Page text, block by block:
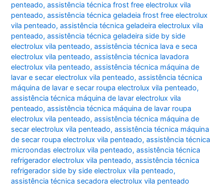
penteado,assistência técnica frost free electrolux vila
penteado,assistência técnica geladeia frost free electrolux
vila penteado,assistência técnica geladeira electrolux vila
penteado,assistência técnica geladeira side by side
electrolux vila penteado,assistência técnica lava e seca
electrolux vila penteado,assistência técnica lavadora
electrolux vila penteado,assistência técnica máquina de
lavar e secar electrolux vila penteado,assistência técnica
máquina de lavar e secar roupa electrolux vila penteado,
assistência técnica máquina de lavar electrolux vila
penteado,assistência técnica máquina de lavar roupa
electrolux vila penteado,assistência técnica máquina de
secar electrolux vila penteado,assistência técnica máquina
de secar roupa electrolux vila penteado,assistência técnica
microondas electrolux vila penteado,assistência técnica
refrigerador electrolux vila penteado,assistência técnica
refrigerador side by side electrolux vila penteado,
assistência técnica secadora electrolux vila penteado